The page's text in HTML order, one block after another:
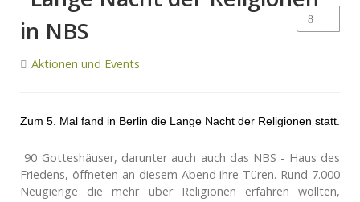
in NBS
Aktionen und Events
Zum 5. Mal fand in Berlin die Lange Nacht der Religionen statt.
90 Gotteshäuser, darunter auch auch das NBS - Haus des
Friedens, öffneten an diesem Abend ihre Türen. Rund 7.000
Neugierige die mehr über Religionen erfahren wollten,